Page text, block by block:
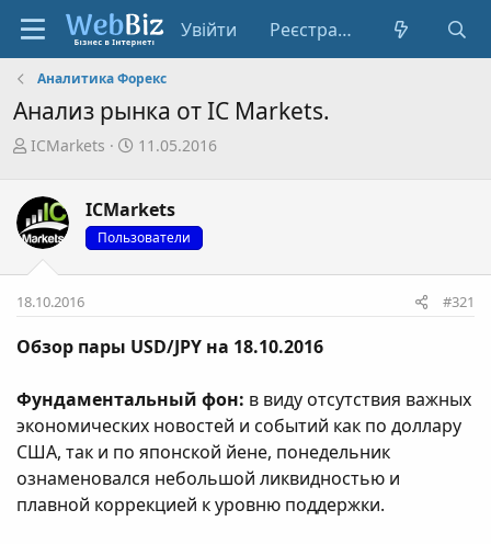
Увійти Реєстрація
Аналитика Форекс
Анализ рынка от IC Markets.
А
о
р
м
ICMarkets
Д
а
с
в
е
н
я
11.05.2016
ICMarkets
Пользователи
18.10.2016 #321
Обзор пары USD/JPY на 18.10.2016
Фундаментальный фон: в виду отсутствия важных
экономических новостей и событий как по доллару
США, так и по японской йене, понедельник
ознаменовался небольшой ликвидностью и
плавной коррекцией к уровню поддержки.